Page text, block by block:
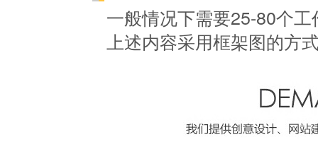
一般情况下需要25-80个工
上述内容采用框架图的方